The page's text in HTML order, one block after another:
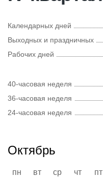
Календарных дней
Выходных и праздничных
Рабочих дней
40-часовая неделя
36-часовая неделя
24-часовая неделя
Октябрь
пн вт ср чт пт